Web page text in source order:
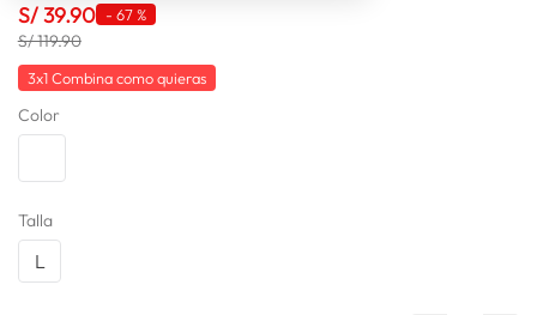
6. tv
7. laptop
8.
S/39.90 - 67 %
S/ 119.90
3x1 Combina como quieras
Color
Talla
L